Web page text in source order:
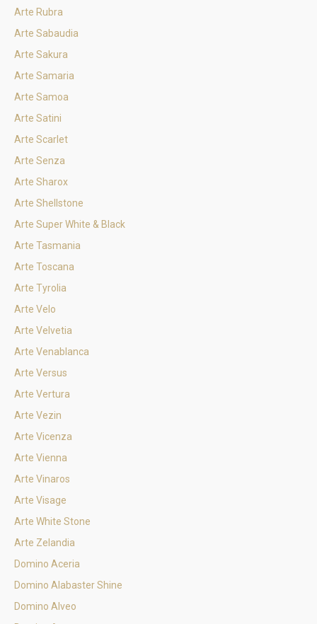
Arte Rubra
Arte Sabaudia
Arte Sakura
Arte Samaria
Arte Samoa
Arte Satini
Arte Scarlet
Arte Senza
Arte Sharox
Arte Shellstone
Arte Super White & Black
Arte Tasmania
Arte Toscana
Arte Tyrolia
Arte Velo
Arte Velvetia
Arte Venablanca
Arte Versus
Arte Vertura
Arte Vezin
Arte Vicenza
Arte Vienna
Arte Vinaros
Arte Visage
Arte White Stone
Arte Zelandia
Domino Aceria
Domino Alabaster Shine
Domino Alveo